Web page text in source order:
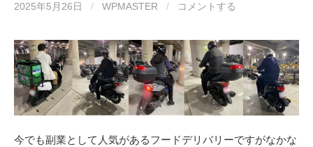
2025年5月26日 / WPMASTER / コメントする
今でも副業として人気があるフードデリバリーですがなかな